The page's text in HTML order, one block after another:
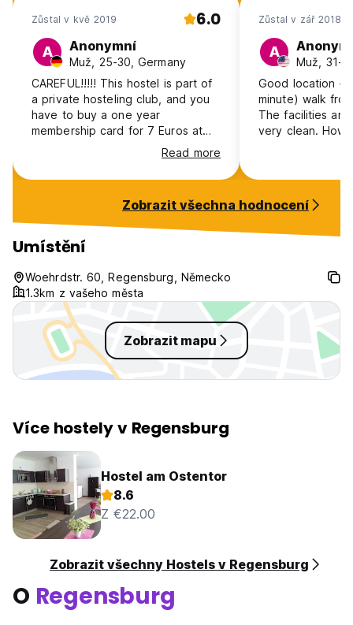
Zůstal v kvě 2019 6.0
A Anonymní
Muž, 25-30, Germany
CAREFUL!!!!! This hostel is part of
a private hosteling club, and you
have to buy a one year
membership card for 7 Euros at
the reception if you want to stay
there. Apart from that okay.
Read more
Zůstal v zář 2018
A
Muž, 31-
Good location -
minute) walk
The facilities
very clean.
and beds are
room at night
and I'm not
Zobrazit všechna hodnocení
Umístění
Woehrdstr. 60, Regensburg, Německo
1.3km z vašeho města
Zobrazit mapu
Více hostely v Regensburg
Hostel am Ostentor
8.6
Z €22.00
Zobrazit všechny Hostels v Regensburg
O Regensburg